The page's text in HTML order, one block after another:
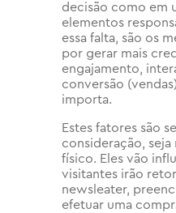
decisão como em
elementos
essa falta, são os
por gerar mais
engajamento,
conversão
importa.
Estes fatores são
consideração,
físico. Eles vão
visitantes irão
newsleater,
efetuar uma